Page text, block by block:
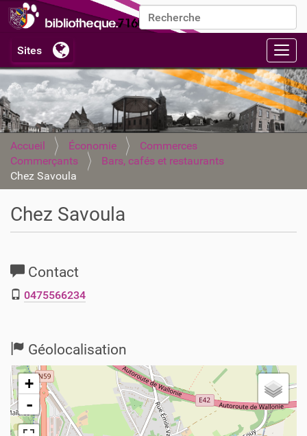
Chercher par
Recherche avancée…
Accueil Économie
Commerces
Commerçants
Bars, cafés et restaurants
Chez Savoula
Chez Savoula
Contact
0475566234
Géolocalisation
+
-